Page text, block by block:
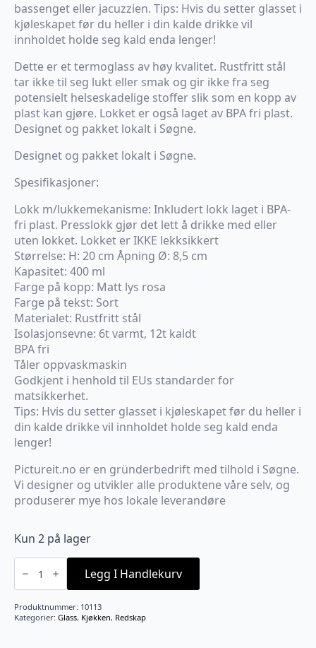
bassenget eller jacuzzien. Tips: Hvis du setter glasset i
kjøleskapet før du heller i din kalde drikke vil
innholdet holde seg kald enda lenger!
Dette er et termoglass av høy kvalitet. Rustfritt stål
tar ikke til seg lukt eller smak og gir ikke fra seg
potensielt helseskadelige stoffer slik som en kopp av
plast kan gjøre. Lokket er også laget av BPA fri plast.
Designet og pakket lokalt i Søgne.
Designet og pakket lokalt i Søgne.
Spesifikasjoner:
Lokk m/lukkemekanisme: Inkludert lokk laget i BPA-
fri plast. Presslokk gjør det lett å drikke med eller
uten lokket. Lokket er IKKE lekksikkert
Størrelse: H: 20 cm Åpning Ø: 8,5 cm
Kapasitet: 400 ml
Farge på kopp: Matt lys rosa
Farge på tekst: Sort
Materialet: Rustfritt stål
Isolasjonsevne: 6t varmt, 12t kaldt
BPA fri
Tåler oppvaskmaskin
Godkjent i henhold til EUs standarder for
matsikkerhet.
Tips: Hvis du setter glasset i kjøleskapet før du heller i
din kalde drikke vil innholdet holde seg kald enda
lenger!
Pictureit.no er en gründerbedrift med tilhold i Søgne.
Vi designer og utvikler alle produktene våre selv, og
produserer mye hos lokale leverandøre
Kun 2 på lager
Termo
vinglass
rosa
"HVILEPULS"
antall
Legg I Handlekurv
Produktnummer: 10113
Kategorier: Glass, Kjøkken, Redskap